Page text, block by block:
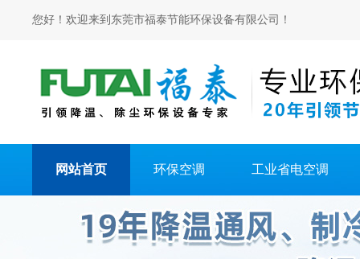
您好！欢迎来到东莞市福泰节能环保设备有限公司！
网站首页 环保空调 工业省电空调